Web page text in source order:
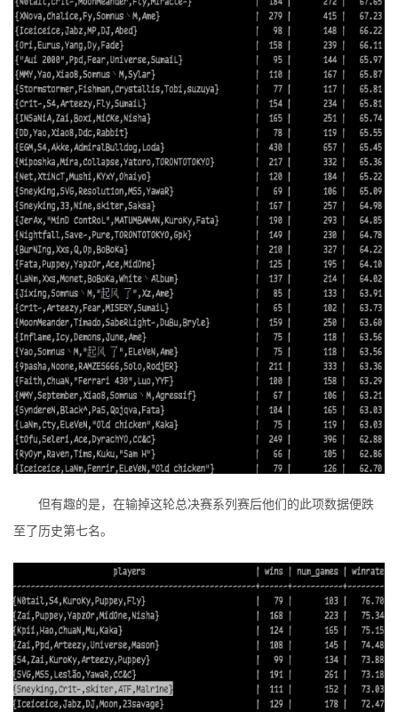
但有趣的是，在输掉这轮总决赛系列赛后他们的此项数据便跌
至了历史第七名。